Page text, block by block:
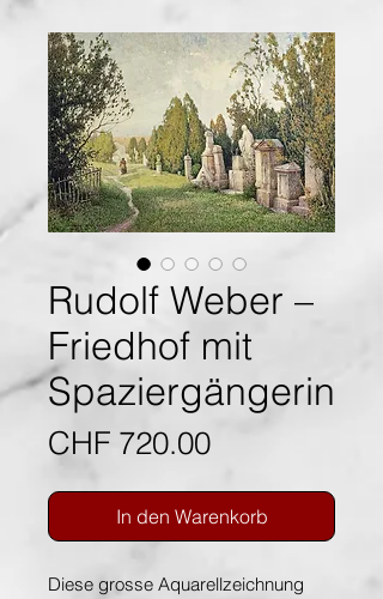
Rudolf Weber –
Friedhof mit
Spaziergängerin
CHF 720.00Preis
In den Warenkorb
Diese grosse Aquarellzeichnung